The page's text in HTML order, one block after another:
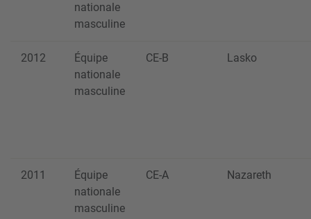
nationale
masculine
2012
Équipe
nationale
masculine
CE-B Lasko
2011
Équipe
nationale
masculine
CE-A Nazareth